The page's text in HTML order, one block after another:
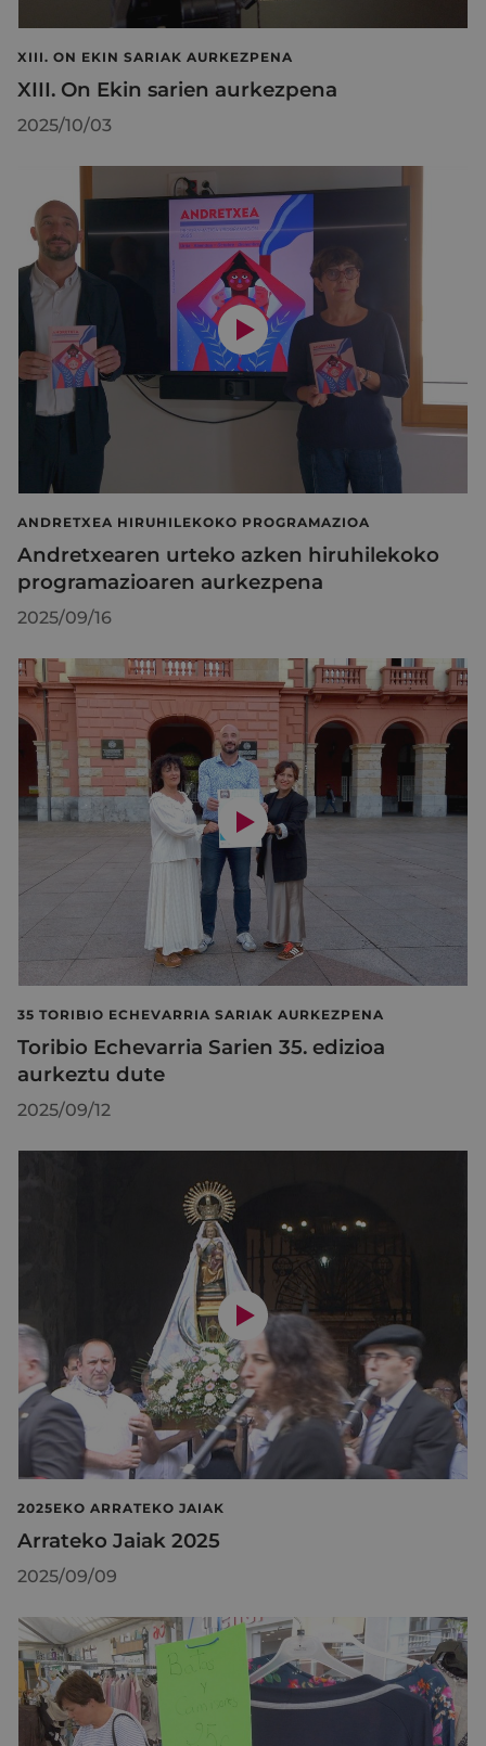
XIII. ON EKIN SARIAK AURKEZPENA
XIII. On Ekin sarien aurkezpena
2025/10/03
ANDRETXEA HIRUHILEKOKO PROGRAMAZIOA
Andretxearen urteko azken hiruhilekoko
programazioaren aurkezpena
2025/09/16
35 TORIBIO ECHEVARRIA SARIAK AURKEZPENA
Toribio Echevarria Sarien 35. edizioa
aurkeztu dute
2025/09/12
2025EKO ARRATEKO JAIAK
Arrateko Jaiak 2025
2025/09/09